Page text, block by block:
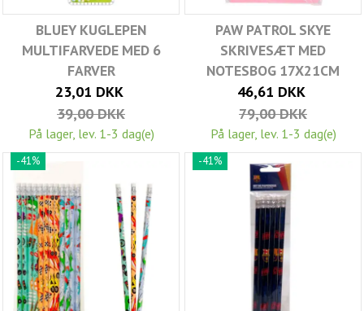
BLUEY KUGLEPEN
MULTIFARVEDE MED 6
FARVER
23,01 DKK
39,00 DKK
På lager, lev. 1-3 dag(e)
PAW PATROL SKYE
SKRIVESÆT MED
NOTESBOG 17X21CM
46,61 DKK
79,00 DKK
På lager, lev. 1-3 dag(e)
-41% -41%